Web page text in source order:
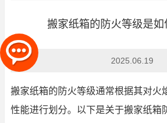
搬家纸箱的防火等级是如
2025.06.19
搬家纸箱的防火等级通常根据其对火
性能进行划分。以下是关于搬家纸箱